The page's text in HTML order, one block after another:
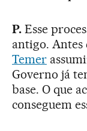
P.Esse
antigo.
Temer
Governo já
base. O que
conseguem